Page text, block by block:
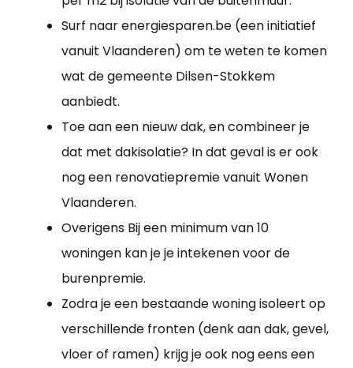
Surf naar energiesparen.be (een initiatief
vanuit Vlaanderen) om te weten te komen
wat de gemeente Dilsen-Stokkem
aanbiedt.
Toe aan een nieuw dak, en combineer je
dat met dakisolatie? In dat geval is er ook
nog een renovatiepremie vanuit Wonen
Vlaanderen.
Overigens Bij een minimum van 10
woningen kan je je intekenen voor de
burenpremie.
Zodra je een bestaande woning isoleert op
verschillende fronten (denk aan dak, gevel,
vloer of ramen) krijg je ook nog eens een